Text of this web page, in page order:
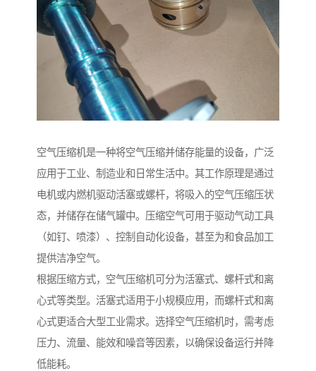
空气压缩机是一种将空气压缩并储存能量的设备，广泛
应用于工业、制造业和日常生活中。其工作原理是通过
电机或内燃机驱动活塞或螺杆，将吸入的空气压缩压状
态，并储存在储气罐中。压缩空气可用于驱动气动工具
（如钉、喷漆）、控制自动化设备，甚至为和食品加工
提供洁净空气。
根据压缩方式，空气压缩机可分为活塞式、螺杆式和离
心式等类型。活塞式适用于小规模应用，而螺杆式和离
心式更适合大型工业需求。选择空气压缩机时，需考虑
压力、流量、能效和噪音等因素，以确保设备运行并降
低能耗。